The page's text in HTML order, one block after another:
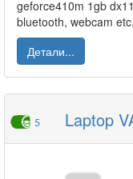
geforce410m 1gb
bluetooth, webcam
Детали...
5 Laptop